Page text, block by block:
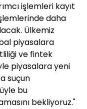
işlemleri kayıt
daha
Ülkemiz
piyasalara
ve fintek
piyasalara yeni
suçun
bu
bekliyoruz."